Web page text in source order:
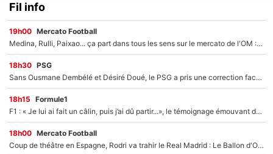
Fil info
19h00 Mercato Football
Medina, Rulli, Paixao... ça part dans tous les sens sur le mercato de l'OM : Frank McCourt va enfin récupérer l'argent qu'il attend ?
18h30 PSG
Sans Ousmane Dembélé et Désiré Doué, le PSG a pris une correction face à Majorque : Luis Enrique attend avec impatience des renforts !
18h15 Formule1
F1 : « Je lui ai fait un câlin, puis j’ai dû partir...», le témoignage émouvant de Max Verstappen sur sa fille
18h00 Mercato Football
Coup de théâtre en Espagne, Rodri va trahir le Real Madrid : Le Ballon d'Or a choisi de signer au FC Barcelone !